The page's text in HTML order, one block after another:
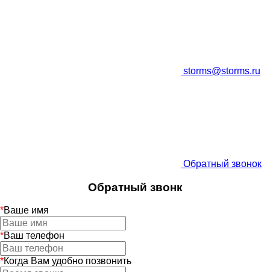
storms@storms.ru
Обратный звонок
Обратный звонк
*Ваше имя
*Ваш телефон
*Когда Вам удобно позвонить